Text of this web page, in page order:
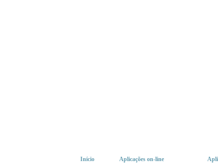
Início Aplicações on-line